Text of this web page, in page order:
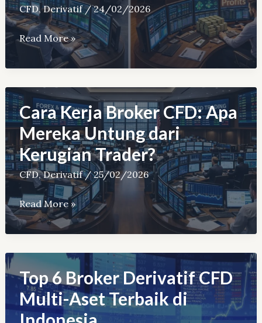
Dampaknya?
CFD,Derivatif/24/02/2026
Broker
Book
vs.
B-
Book:
Lebih
Aman
Mana
bagi
Trader?
Read More »
Cara Kerja Broker CFD: Apa
Mereka Untung dari
Kerugian Trader?
CFD,Derivatif/25/02/2026
Cara
Kerja
Broker
CFD:
Apa
Mereka
Untung
Read More »
Top 6 Broker Derivatif CFD
Multi-Aset Terbaik di